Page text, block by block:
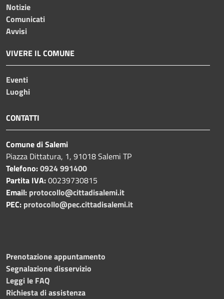
Notizie
Comunicati
Avvisi
VIVERE IL COMUNE
Eventi
Luoghi
CONTATTI
Comune di Salemi
Piazza Dittatura, 1, 91018 Salemi TP
Telefono:0924 991400
Partita IVA:00239730815
Email: protocollo@cittadisalemi.it
PEC: protocollo@pec.cittadisalemi.it
Prenotazione appuntamento
Segnalazione disservizio
Leggi le FAQ
Richiesta di assistenza